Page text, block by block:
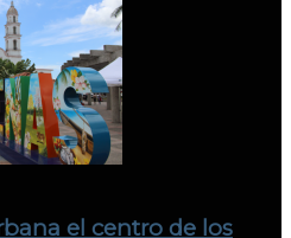
el centro de los